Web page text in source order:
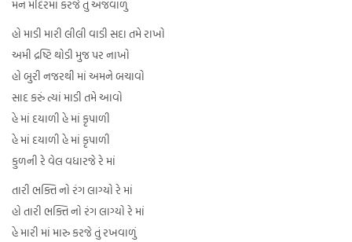
મન મંદિરમાં કરજે તું અજવાળું
હો માડી મારી લીલી વાડી સદા તમે રાખો
અમી દ્રષ્ટિ થોડી મુજ પર નાખો
હો બુરી નજરથી માં અમને બચાવો
સાદ કરું ત્યાં માડી તમે આવો
હે માં દયાળી હે માં કૃપાળી
હે માં દયાળી હે માં કૃપાળી
કુળની રે વેલ વધારજે રે માં
તારી ભક્તિ નો રંગ લાગ્યો રે માં
હો તારી ભક્તિ નો રંગ લાગ્યો રે માં
હે મારી માં મારુ કરજે તું રખવાળું